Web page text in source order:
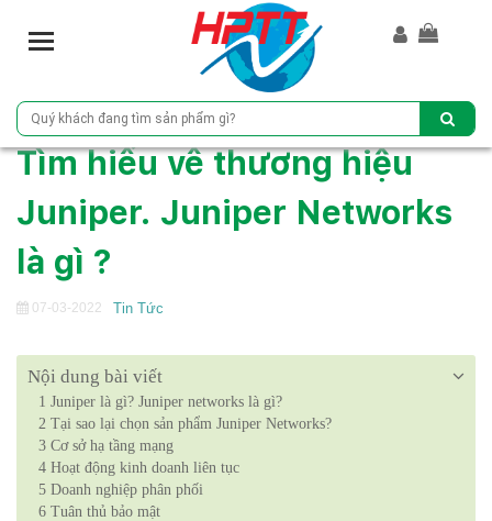
T
l
e
a
i
g
a
i
o
n
Tìm hiểu về thương hiệu
Juniper. Juniper Networks
là gì ?
07-03-2022 Tin Tức
Nội dung bài viết
1 Juniper là gì? Juniper networks là gì?
2 Tại sao lại chọn sản phẩm Juniper Networks?
3 Cơ sở hạ tầng mạng
4 Hoạt động kinh doanh liên tục
5 Doanh nghiệp phân phối
6 Tuân thủ bảo mật